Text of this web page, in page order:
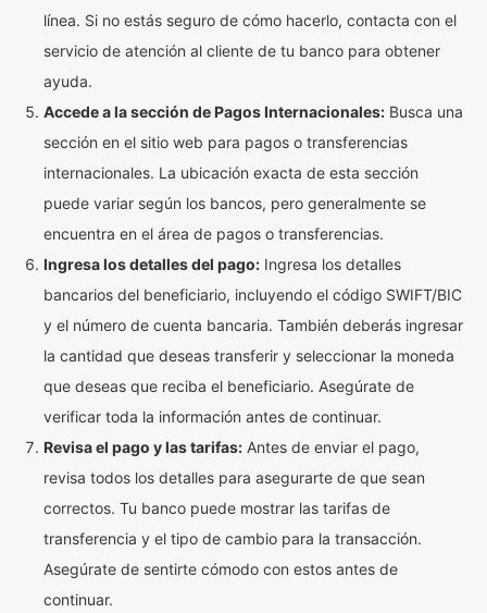
línea. Si no estás seguro de cómo hacerlo, contacta con el
servicio de atención al cliente de tu banco para obtener
ayuda.
Accede a la sección de Pagos Internacionales: Busca una
sección en el sitio web para pagos o transferencias
internacionales. La ubicación exacta de esta sección
puede variar según los bancos, pero generalmente se
encuentra en el área de pagos o transferencias.
Ingresa los detalles del pago: Ingresa los detalles
bancarios del beneficiario, incluyendo el código SWIFT/BIC
y el número de cuenta bancaria. También deberás ingresar
la cantidad que deseas transferir y seleccionar la moneda
que deseas que reciba el beneficiario. Asegúrate de
verificar toda la información antes de continuar.
Revisa el pago y las tarifas: Antes de enviar el pago,
revisa todos los detalles para asegurarte de que sean
correctos. Tu banco puede mostrar las tarifas de
transferencia y el tipo de cambio para la transacción.
Asegúrate de sentirte cómodo con estos antes de
continuar.